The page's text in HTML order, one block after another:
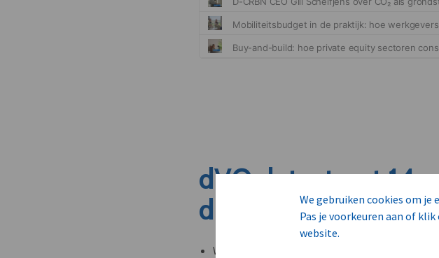
We gebruiken cookies om je
Pas je voorkeuren aan of
website.
dVO detecteert 14
dit nieuws
Welke leveranciers kunnen aan dit bedrijf